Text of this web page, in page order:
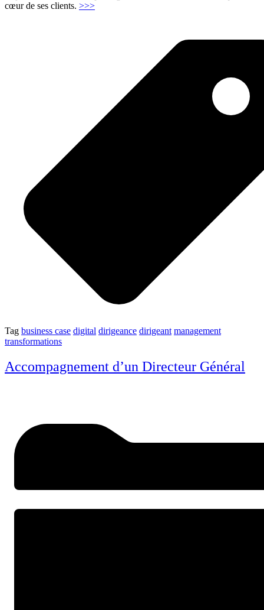
cœur de ses clients. >>>"Transformation
Tag business case digital dirigeance dirigeant management
transformations
Accompagnement d’un Directeur Général